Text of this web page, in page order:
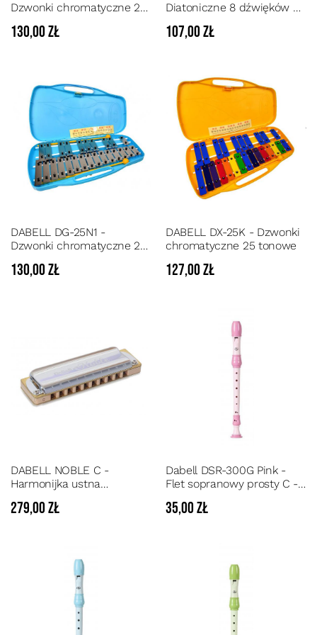
Dzwonki chromatyczne 25
130,00 zł
Diatoniczne 8 dźwięków C-
107,00 zł
DABELL DG-25N1 -
Dzwonki chromatyczne 25
130,00 zł
DABELL DX-25K - Dzwonki
chromatyczne 25 tonowe
127,00 zł
DABELL NOBLE C -
Harmonijka ustna
na drewnianym grzebieniu
279,00 zł
Dabell DSR-300G Pink -
Flet sopranowy prosty C -
kolorze jasno-różowym
35,00 zł